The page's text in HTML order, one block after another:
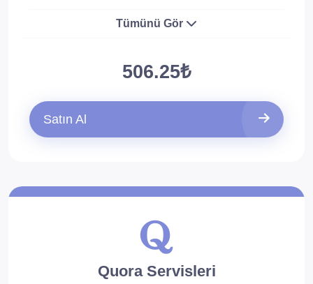
Tümünü Gör
506.25₺
Satın Al
Quora Servisleri